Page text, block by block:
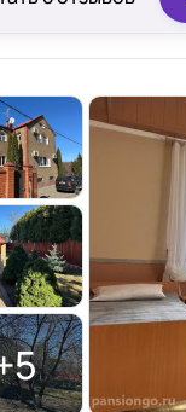
Паркинсон